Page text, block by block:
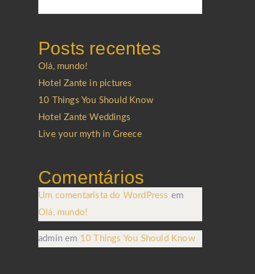
Posts recentes
Olá, mundo!
Hotel Zante in pictures
10 Things You Should Know
Hotel Zante Weddings
Live your myth in Greece
Comentários
Um comentarista do WordPress em
Olá, mundo!
admin em 10 Things You Should Know